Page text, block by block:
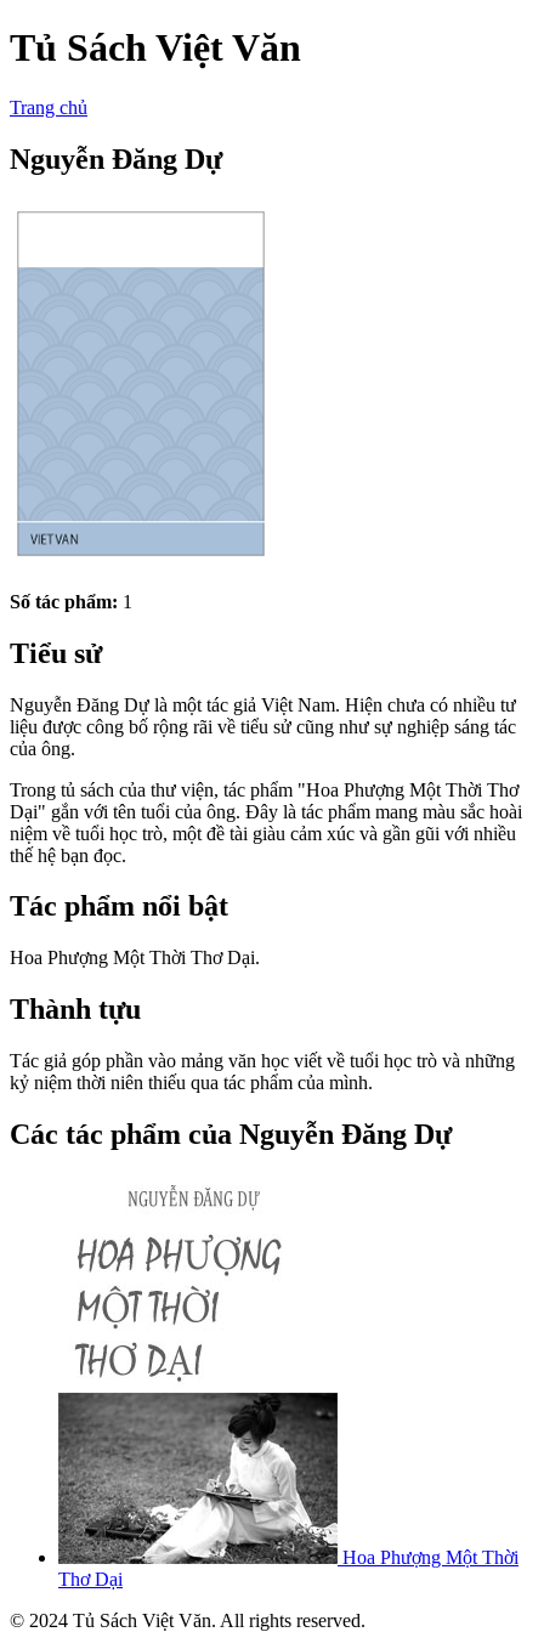
Tủ Sách Việt Văn
Trang chủ
Nguyễn Đăng Dự
Số tác phẩm: 1
Tiểu sử
Nguyễn Đăng Dự là một tác giả Việt Nam. Hiện chưa có nhiều tư
liệu được công bố rộng rãi về tiểu sử cũng như sự nghiệp sáng tác
của ông.
Trong tủ sách của thư viện, tác phẩm "Hoa Phượng Một Thời Thơ
Dại" gắn với tên tuổi của ông. Đây là tác phẩm mang màu sắc hoài
niệm về tuổi học trò, một đề tài giàu cảm xúc và gần gũi với nhiều
thế hệ bạn đọc.
Tác phẩm nổi bật
Hoa Phượng Một Thời Thơ Dại.
Thành tựu
Tác giả góp phần vào mảng văn học viết về tuổi học trò và những
kỷ niệm thời niên thiếu qua tác phẩm của mình.
Các tác phẩm của Nguyễn Đăng Dự
Hoa Phượng Một Thời
Thơ Dại
© 2024 Tủ Sách Việt Văn. All rights reserved.